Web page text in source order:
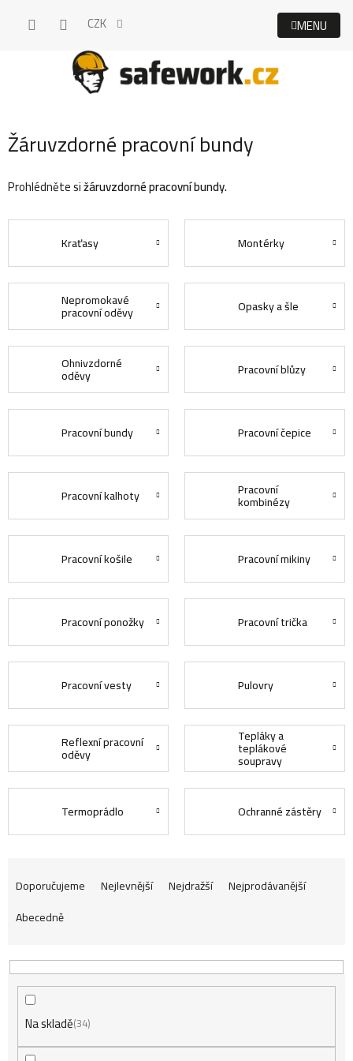
CZK
Žáruvzdorné pracovní bundy
Prohlédněte sižáruvzdorné pracovní bundy.
Kraťasy Montérky
Nepromokavé
pracovní oděvy Opasky a šle
Ohnivzdorné
oděvy Pracovní blůzy
Pracovní bundy Pracovní čepice
Pracovní kalhoty Pracovní
kombinézy
Pracovní košile Pracovní mikiny
Pracovní ponožky Pracovní trička
Pracovní vesty Pulovry
Reflexní pracovní
oděvy
Tepláky a
teplákové
soupravy
Termoprádlo Ochranné zástěry
Ř
a
z
e
Doporučujeme Nejlevnější Nejdražší
Nejprodávanější
Abecedně
Na skladě 34